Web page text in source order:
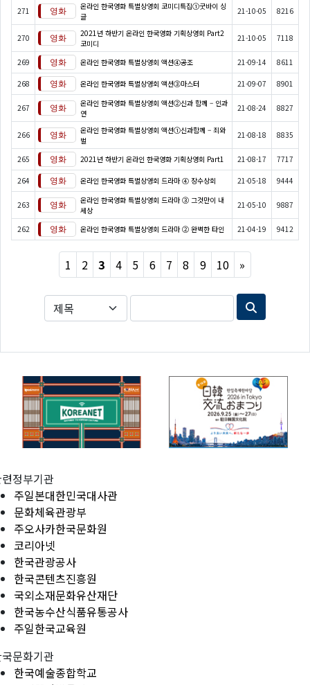
271
온라인 한국영화 특별상영회 코미디특집①굿바이 싱
글
21-10-05 8216
270
2021년 하반기 온라인 한국영화 기획상영회 Part2
코미디
21-10-05 7118
269 온라인 한국영화 특별상영회 액션④공조 21-09-14 8611
268 온라인 한국영화 특별상영회 액션③마스터 21-09-07 8901
267
온라인 한국영화 특별상영회 액션②신과 함께 – 인과
연
21-08-24 8827
266
온라인 한국영화 특별상영회 액션①신과함께 – 죄와
벌
21-08-18 8835
265 2021년 하반기 온라인 한국영화 기획상영회 Part1 21-08-17 7717
264 온라인 한국영화 특별상영회 드라마 ④ 장수상회 21-05-18 9444
263
온라인 한국영화 특별상영회 드라마 ③ 그것만이 내
세상
21-05-10 9887
262 온라인 한국영화 특별상영회 드라마 ② 완벽한 타인 21-04-19 9412
1 2 3 4 5 6 7 8 9 10 »
정부기관
주일본대한민국대사관
문화체육관광부
주오사카한국문화원
코리아넷
한국관광공사
한국콘텐츠진흥원
국외소재문화유산재단
한국농수산식품유통공사
주일한국교육원
문화기관
한국예술종합학교